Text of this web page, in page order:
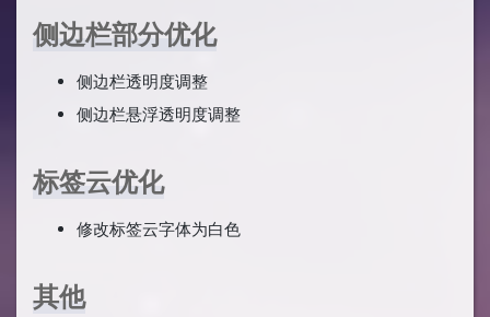
侧边栏部分优化
侧边栏透明度调整
侧边栏悬浮透明度调整
标签云优化
修改标签云字体为白色
其他